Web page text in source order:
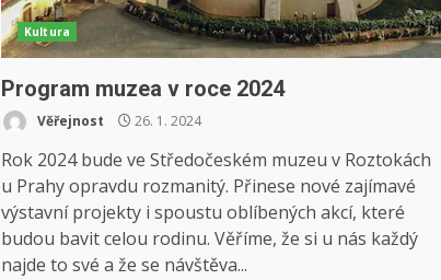
Kultura
Program muzea v roce 2024
Věřejnost 26. 1. 2024
Rok 2024 bude ve Středočeském muzeu v Roztokách
u Prahy opravdu rozmanitý. Přinese nové zajímavé
výstavní projekty i spoustu oblíbených akcí, které
budou bavit celou rodinu. Věříme, že si u nás každý
najde to své a že se návštěva...